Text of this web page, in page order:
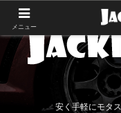
安く手軽にモタ
メニュー